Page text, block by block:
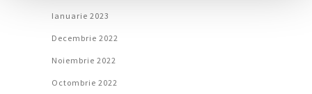
Ianuarie 2023
Decembrie 2022
Noiembrie 2022
Octombrie 2022